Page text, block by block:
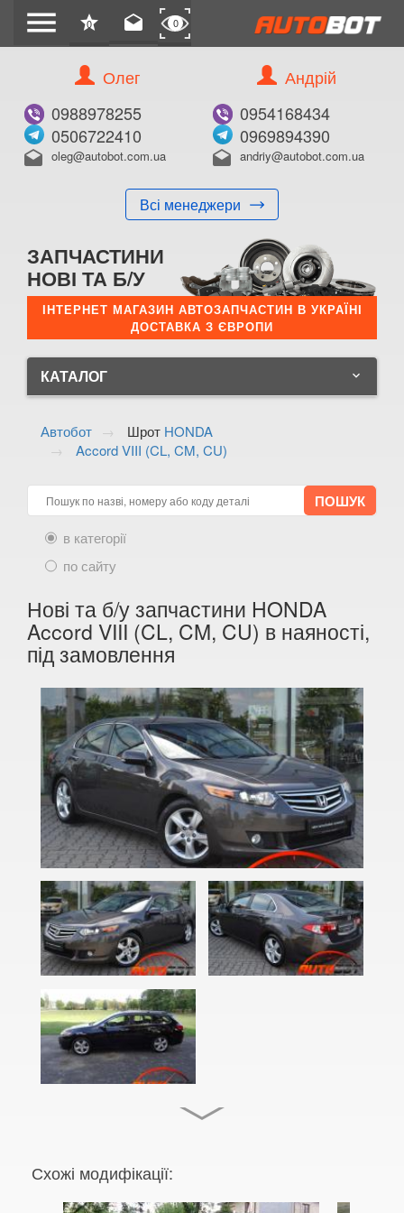
menu star
0 drafts 0
Олег
0988978255
0506722410
drafts oleg@autobot.com.ua
Всі менеджери
Андрій
0954168434
0969894390
drafts andriy@autobot.com.ua
ЗАПЧАСТИНИ
НОВІ ТА Б/У
ІНТЕРНЕТ МАГАЗИН АВТОЗАПЧАСТИН В УКРАЇНІ
ДОСТАВКА З ЄВРОПИ
КАТАЛОГ keyboard_arrow_down
AUDI
BMW keyboard_arrow_down
CITROEN
FIAT
FORD
HONDA keyboard_arrow_down
Accord VII (CL, CM, CN)
Accord VIII (CL, CM, CU)
Accord IX
City III SX8 (EG, 3A2, 3A3)
City IV ZX (GD3, GD8, GD9)
City V (GM2, GM3)
City VI (GM6)
Civic VI (EJ, EK, EM, MB, MC)
Civic Type R I (EK9)
Civic VII (EU, ES, EP, EM)
Civic Type R II (EP3)
Civic IX (FK, FB, FG)
Автобот Шрот HONDA
Accord VIII (CL, CM, CU)
в категорії
по сайту
Нові та б/у запчастини HONDA
Accord VIII (CL, CM, CU) в наяності,
під замовлення
Схожі модифікації: